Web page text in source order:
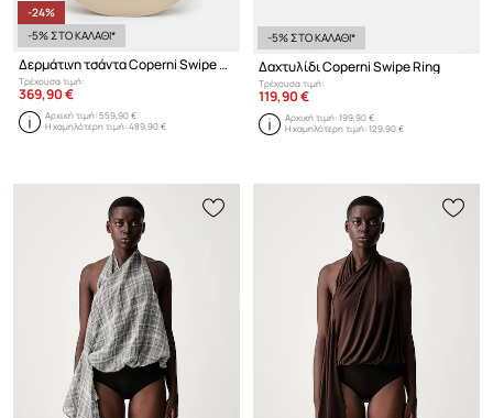
-24%
-5% ΣΤΟ ΚΑΛΑΘΙ*
Δερμάτινη τσάντα Coperni Swipe Bag
Τρέχουσα τιμή:
369,90 €
Αρχική τιμή:559,90 €
Η χαμηλότερη τιμή:489,90 €
-5% ΣΤΟ ΚΑΛΑΘΙ*
Δαχτυλίδι Coperni Swipe Ring
Τρέχουσα τιμή:
119,90 €
Αρχική τιμή:199,90 €
Η χαμηλότερη τιμή:129,90 €